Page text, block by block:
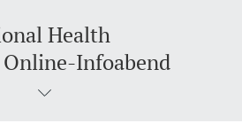
Health
Infoabend